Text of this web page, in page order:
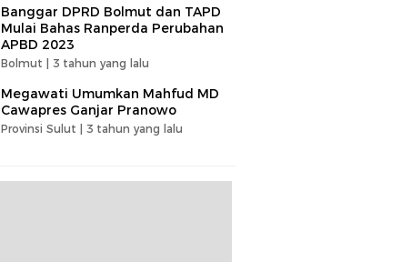
Banggar DPRD Bolmut dan TAPD
Mulai Bahas Ranperda Perubahan
APBD 2023
Bolmut | 3 tahun yang lalu
Megawati Umumkan Mahfud MD
Cawapres Ganjar Pranowo
Provinsi Sulut | 3 tahun yang lalu